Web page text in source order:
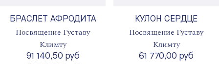
БРАСЛЕТ АФРОДИТА
Посвящение Густаву
Климту
91 140,50 руб
КУЛОН СЕРДЦЕ
Посвящение Густаву
Климту
61 770,00 руб